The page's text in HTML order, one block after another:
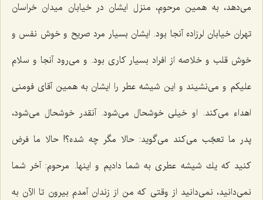
می‌دهد، به همین مرحوم، منزل ایشان در خیابان میدان خراسان
تهران خیابان لرزاده آنجا بود. ایشان بسیار مرد صریح و خوش نفس و
خوش قلب و خلاصه از افراد بسیار كاری بود. و می‌رود آنجا و سلام
علیكم و می‌نشیند و این شیشه عطر را ایشان به همین آقای فومنی
اهداء می‌كند. او خیلی خوشحال می‌شود. آنقدر خوشحال می‌شود،
پدر ما تعجّب می‌كند می‌گوید: حالا مگر چه شده؟! حالا ما فرض
كنید كه یك شیشه عطری به شما دادیم و اینها. مرحوم: آخر شما
نمی‌دانید، نمی‌دانید از وقتی كه من از زندان آمدم بیرون تا الآن به